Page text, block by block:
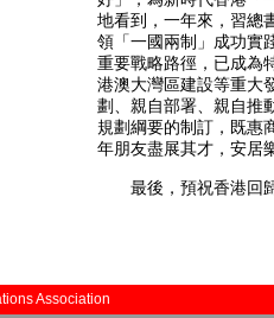
地看到，一年來，習總
領「一國兩制」成功實
重要戰略路徑，已成為
港澳大灣區建設等重大
劃、親自部署、親自推
規劃綱要的制訂，既惠
年朋友盡展其才，安居
最後，預祝香港回歸
Association